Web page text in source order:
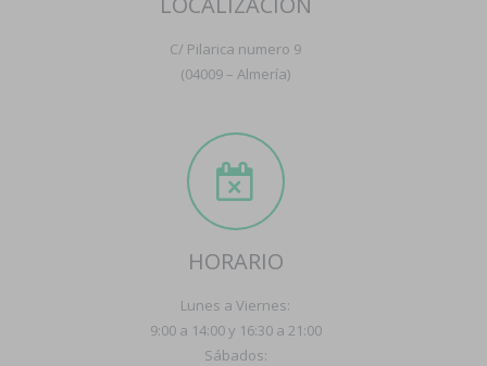
C/ Pilarica numero 9
(04009 – Almería)
HORARIO
Lunes a Viernes:
9:00 a 14:00 y 16:30 a 21:00
Sábados: